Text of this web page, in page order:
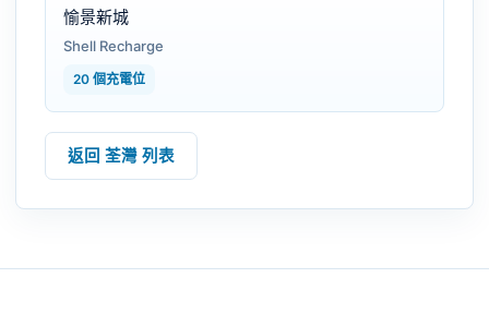
愉景新城
Shell Recharge
20 個充電位
返回 荃灣 列表